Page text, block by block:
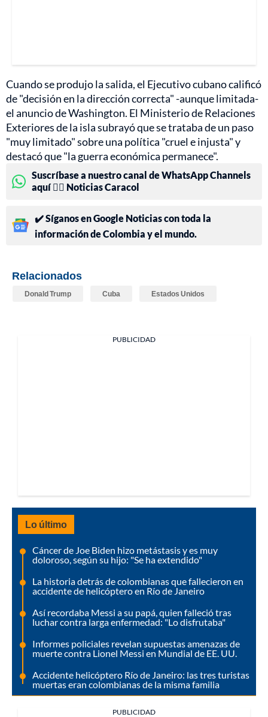
Cuando se produjo la salida, el Ejecutivo cubano calificó
de "decisión en la dirección correcta" -aunque limitada-
el anuncio de Washington. El Ministerio de Relaciones
Exteriores de la isla subrayó que se trataba de un paso
"muy limitado" sobre una política "cruel e injusta" y
destacó que "la guerra económica permanece".
Suscríbase a nuestro canal de WhatsApp Channels
aquí 👉🏻 Noticias Caracol
✔️ Síganos en Google Noticias con toda la
información de Colombia y el mundo.
Relacionados
Donald Trump Cuba Estados Unidos
PUBLICIDAD
Lo último
Cáncer de Joe Biden hizo metástasis y es muy
doloroso, según su hijo: "Se ha extendido"
La historia detrás de colombianas que fallecieron en
accidente de helicóptero en Río de Janeiro
Así recordaba Messi a su papá, quien falleció tras
luchar contra larga enfermedad: "Lo disfrutaba"
Informes policiales revelan supuestas amenazas de
muerte contra Lionel Messi en Mundial de EE. UU.
Accidente helicóptero Río de Janeiro: las tres turistas
muertas eran colombianas de la misma familia
PUBLICIDAD